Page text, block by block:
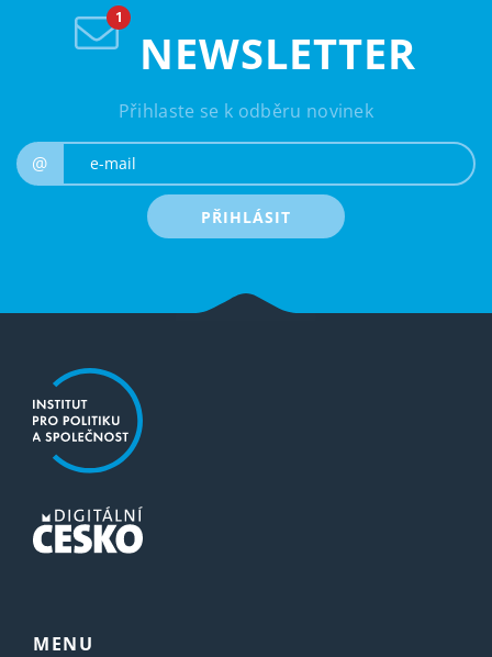
NEWSLETTER
Přihlaste se k odběru novinek
@
PŘIHLÁSIT
MENU